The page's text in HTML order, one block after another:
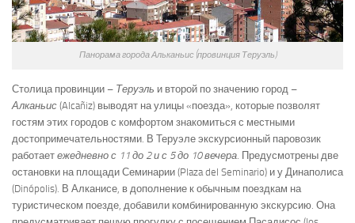
Панорама города Альканьис (провинция Теруэль)
Столица провинции – Теруэль и второй по значению город –
Алканьис (Alcañiz) выводят на улицы «поезда», которые позволят
гостям этих городов с комфортом знакомиться с местными
достопримечательностями. В Теруэле экскурсионный паровозик
работает ежедневно с 11 до 2 и с 5 до 10 вечера . Предусмотрены две
остановки на площади Семинарии (Plaza del Seminario) и у Динаполиса
(Dinópolis). В Алканисе, в дополнение к обычным поездкам на
туристическом поезде, добавили комбинированную экскурсию. Она